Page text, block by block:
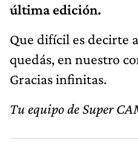
última edición.
Que difícil es decirte
quedás, en nuestro
Gracias infinitas.
Tu equipo de Super